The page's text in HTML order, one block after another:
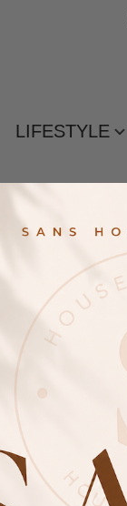
LIFESTYLE